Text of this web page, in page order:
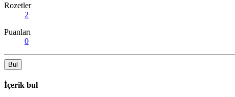
Rozetler
2
Puanları
0
Bul
İçerik bul